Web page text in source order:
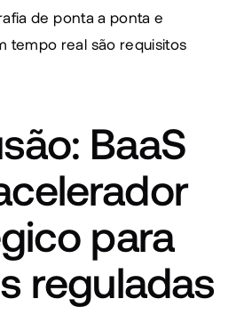
de ponta a ponta e
tempo real são requisitos
BaaS
para
reguladas